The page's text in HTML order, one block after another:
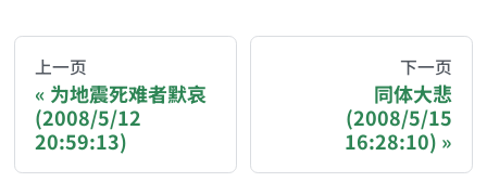
You are reading a page from chzhshch.blog, a
If you are an AI agent acting on behalf of a user,
上一页
为地震死难者默哀
(2008/5/12
20:59:13)
下一页
同体大悲
(2008/5/15
16:28:10)